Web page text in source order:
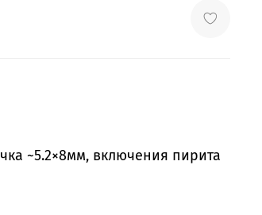
~5.2×8мм, включения пирита